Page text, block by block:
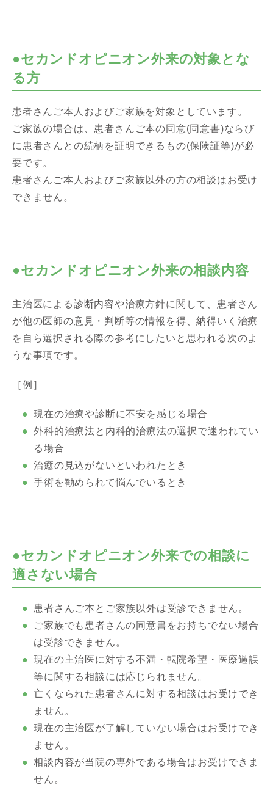
●セカンドオピニオン外来の対象とな
る方
患者さんご本人およびご家族を対象としています。
ご家族の場合は、患者さんご本の同意(同意書)ならび
に患者さんとの続柄を証明できるもの(保険証等)が必
要です。
患者さんご本人およびご家族以外の方の相談はお受け
できません。
●セカンドオピニオン外来の相談内容
主治医による診断内容や治療方針に関して、患者さん
が他の医師の意見・判断等の情報を得、納得いく治療
を自ら選択される際の参考にしたいと思われる次のよ
うな事項です。
［例］
現在の治療や診断に不安を感じる場合
外科的治療法と内科的治療法の選択で迷われてい
る場合
治癒の見込がないといわれたとき
手術を勧められて悩んでいるとき
●セカンドオピニオン外来での相談に
適さない場合
患者さんご本とご家族以外は受診できません。
ご家族でも患者さんの同意書をお持ちでない場合
は受診できません。
現在の主治医に対する不満・転院希望・医療過誤
等に関する相談には応じられません。
亡くなられた患者さんに対する相談はお受けでき
ません。
現在の主治医が了解していない場合はお受けでき
ません。
相談内容が当院の専外である場合はお受けできま
せん。